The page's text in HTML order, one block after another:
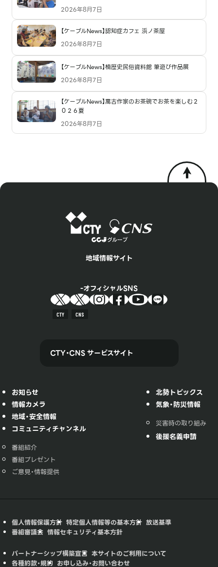
2026年8月7日
【ケーブルNews】認知症カフェ 浜ノ茶屋
2026年8月7日
【ケーブルNews】楠歴史民俗資料館 筆遊び作品展
2026年8月7日
【ケーブルNews】萬古作家のお茶碗でお茶を楽しむ２
０２６夏
2026年8月7日
地域情報サイト
オフィシャルSNS
CTY CNS
CTY・CNS サービスサイト
お知らせ
情報カメラ
地域・安全情報
コミュニティチャンネル
番組紹介
番組プレゼント
ご意見・情報提供
北勢トピックス
気象・防災情報
災害時の取り組み
後援名義申請
個人情報保護方針 特定個人情報等の基本方針 放送基準
番組審議会 情報セキュリティ基本方針
パートナーシップ構築宣言 本サイトのご利用について
各種約款・規約 お申し込み・お問い合わせ